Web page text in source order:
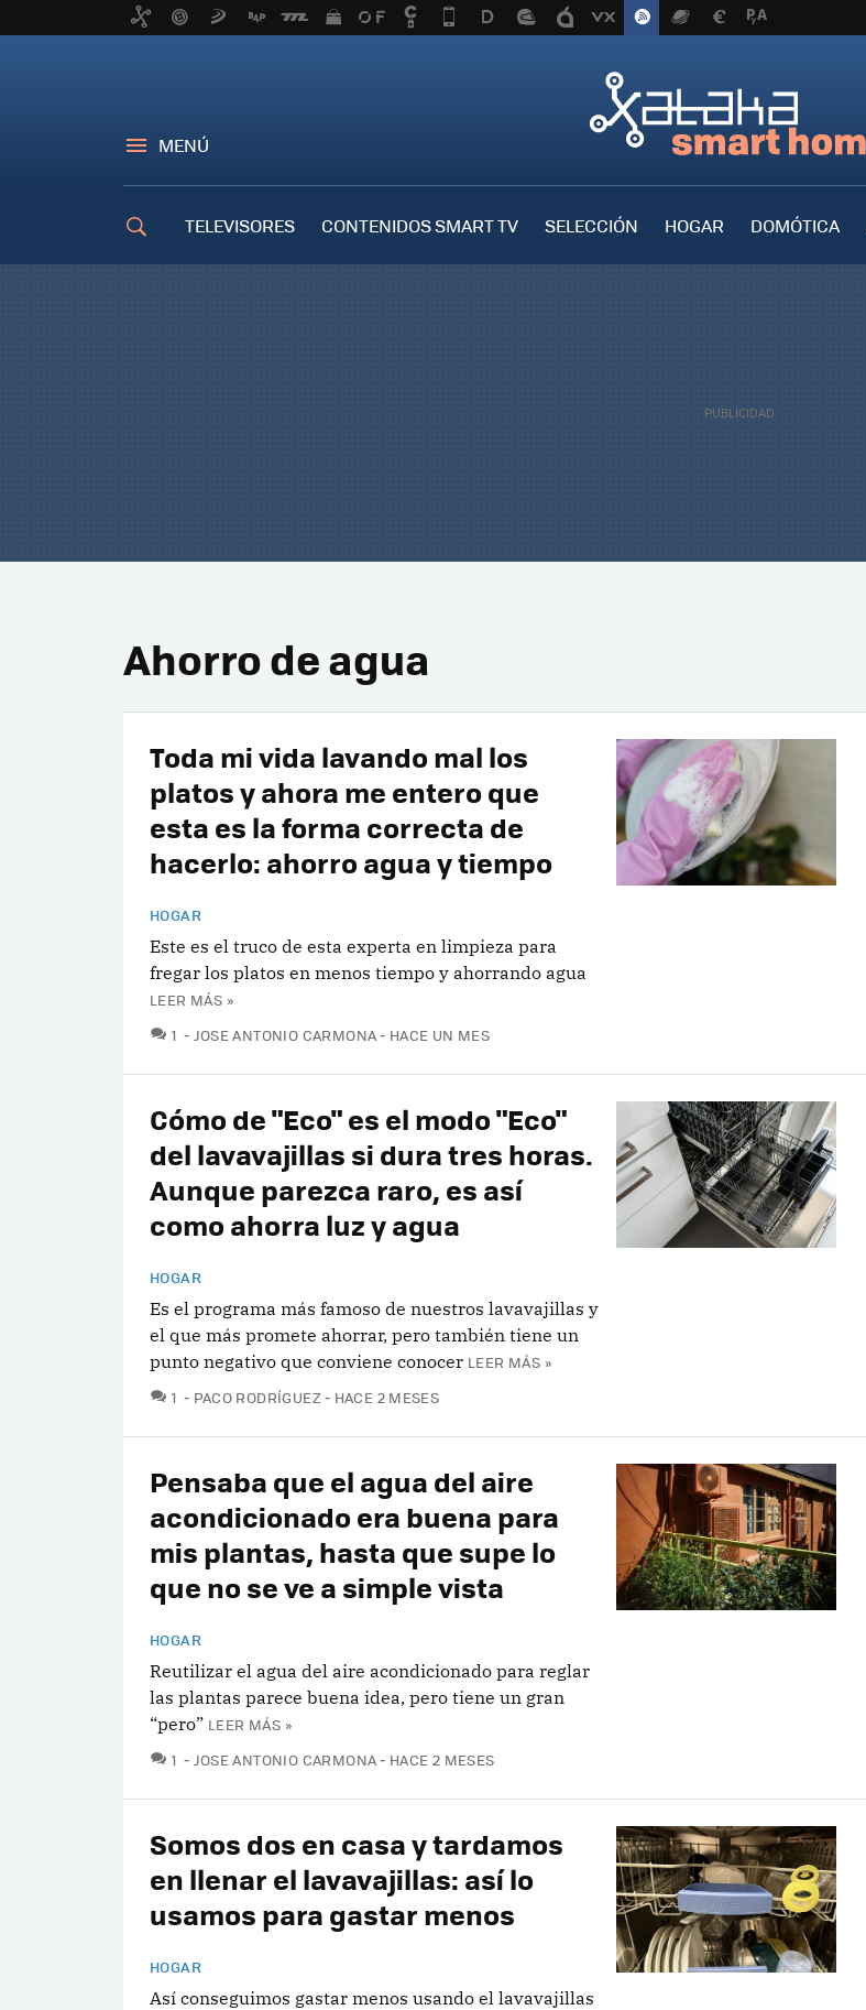
MENÚ
TELEVISORES CONTENIDOS SMART TV SELECCIÓN HOGAR DOMÓTICA
Ahorro de agua
Toda mi vida lavando mal los
platos y ahora me entero que
esta es la forma correcta de
hacerlo: ahorro agua y tiempo
HOGAR
Este es el truco de esta experta en limpieza para
fregar los platos en menos tiempo y ahorrando agua
LEER MÁS »
1 COMENTARIOS
JOSE ANTONIO CARMONA HACE UN MES
Cómo de "Eco" es el modo "Eco"
del lavavajillas si dura tres horas.
Aunque parezca raro, es así
como ahorra luz y agua
HOGAR
Es el programa más famoso de nuestros lavavajillas y
el que más promete ahorrar, pero también tiene un
punto negativo que conviene conocer LEER MÁS »
1 COMENTARIOS
PACO RODRÍGUEZ HACE 2 MESES
Pensaba que el agua del aire
acondicionado era buena para
mis plantas, hasta que supe lo
que no se ve a simple vista
HOGAR
Reutilizar el agua del aire acondicionado para reglar
las plantas parece buena idea, pero tiene un gran
“pero” LEER MÁS »
1 COMENTARIOS
JOSE ANTONIO CARMONA HACE 2 MESES
Somos dos en casa y tardamos
en llenar el lavavajillas: así lo
usamos para gastar menos
HOGAR
Así conseguimos gastar menos usando el lavavajillas